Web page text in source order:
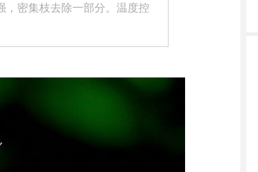
，密集枝去除一部分。温度控